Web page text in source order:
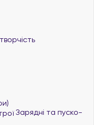
Зарядні та пуско-